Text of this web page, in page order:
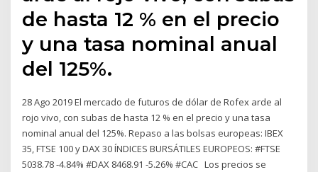
de hasta 12 % en el precio
y una tasa nominal anual
del 125%.
28 Ago 2019 El mercado de futuros de dólar de Rofex arde al
rojo vivo, con subas de hasta 12 % en el precio y una tasa
nominal anual del 125%. Repaso a las bolsas europeas: IBEX
35, FTSE 100 y DAX 30 ÍNDICES BURSÁTILES EUROPEOS: #FTSE
5038.78 -4.84% #DAX 8468.91 -5.26% #CAC Los precios se